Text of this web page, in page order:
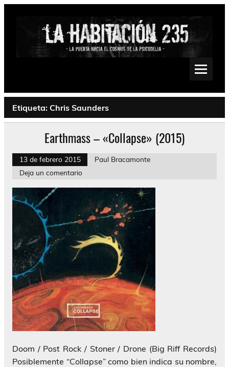
Saltar
Psychedelic, Stoner, Doom, Sludge, Fuzz, Space, Drone
Etiqueta: Chris Saunders
Earthmass – «Collapse» (2015)
13 de febrero 2015
Paul Bracamonte
Deja un comentario
Doom / Post Rock / Stoner / Drone (Big Riff Records)
Posiblemente “Collapse” como bien indica su nombre,